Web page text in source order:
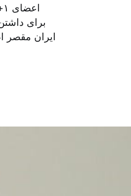
برای
ایران مقصر